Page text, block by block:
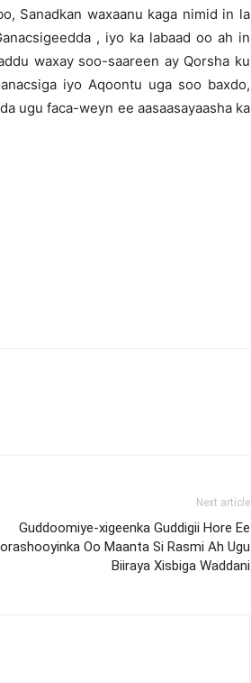
Sanadkan waxaanu kaga nimid in la
, iyo ka labaad oo ah in
waxay soo-saareen ay Qorsha ku
iyo Aqoontu uga soo baxdo,
ugu faca-weyn ee aasaasayaasha ka
Next article
Guddoomiye-xigeenka Guddigii Hore Ee
Oo Maanta Si Rasmi Ah Ugu
Biiraya Xisbiga Waddani